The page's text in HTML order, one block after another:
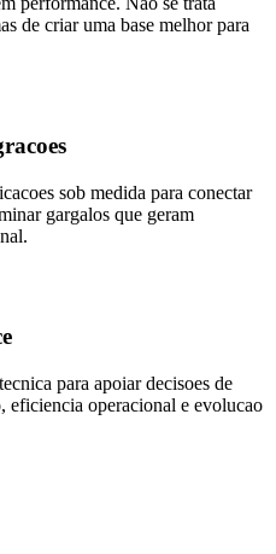
de criar uma base melhor para
sob medida para conectar
gargalos que geram
para apoiar decisoes de
eficiencia operacional e evolucao